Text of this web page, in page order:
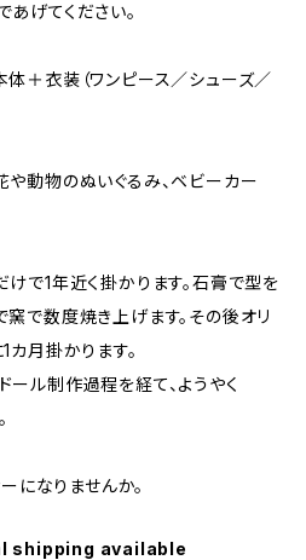
げてください。
＋衣装（ワンピース／シューズ／
動物のぬいぐるみ、ベビーカー
で1年近く掛かります。石膏で型を
で数度焼き上げます。その後オリ
カ月掛かります。
ル制作過程を経て、ようやく
になりませんか。
shipping available